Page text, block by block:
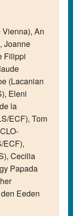
An
Joanne
Filippi
(Lacanian
Eleni
la
ECF), Tom
ECF),
Cecilia
Papada
Eeden